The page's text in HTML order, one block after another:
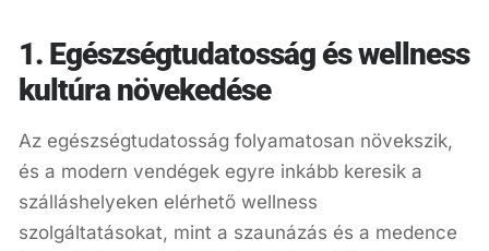
1. Egészségtudatosság és wellness
kultúra növekedése
Az egészségtudatosság folyamatosan növekszik,
és a modern vendégek egyre inkább keresik a
szálláshelyeken elérhető wellness
szolgáltatásokat, mint a szaunázás és a medence